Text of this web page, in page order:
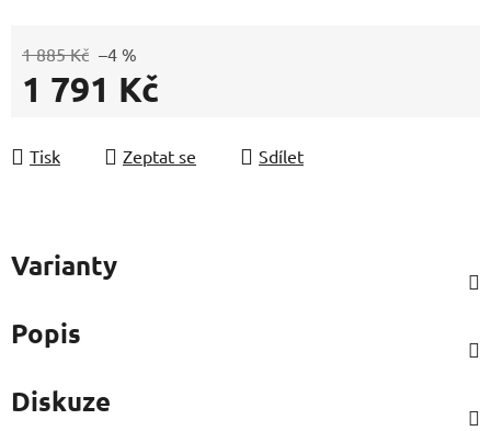
1 885 Kč –4 %
1 791 Kč
Tisk
Zeptat se Sdílet
Varianty
Popis
Diskuze